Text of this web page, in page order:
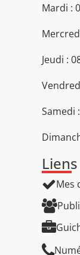
Mardi :
Jeudi :
Samedi
Mes